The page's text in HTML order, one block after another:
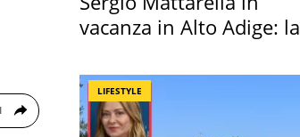
vacanza in Alto Adige: la
LIFESTYLE